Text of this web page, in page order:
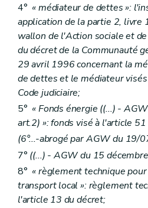
4° « médiateur de dettes »:
application de la partie 2, livre
wallon de l'Action sociale et
du décret de la Communauté
29 avril 1996 concernant la
de dettes et le médiateur
Code judiciaire;
5° « Fonds énergie ((...) -
art.2) »: fonds visé à l'article 51
(6°...-abrogé par AGW du 19/
7° ((...) - AGW du 15
8° « règlement technique
transport local »: règlement
l'article 13 du décret;